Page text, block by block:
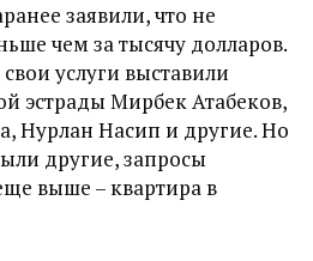
заявили, что не
чем за тысячу долларов.
услуги выставили
эстрады Мирбек Атабеков,
Нурлан Насип и другие. Но
другие, запросы
выше – квартира в